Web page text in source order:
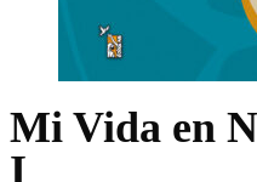
Mi Vida en
I